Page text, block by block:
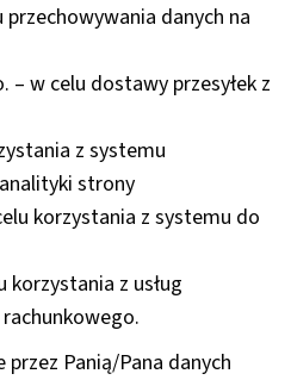
przechowywania danych na
– w celu dostawy przesyłek z
z systemu
strony
korzystania z systemu do
korzystania z usług
Panią/Pana danych